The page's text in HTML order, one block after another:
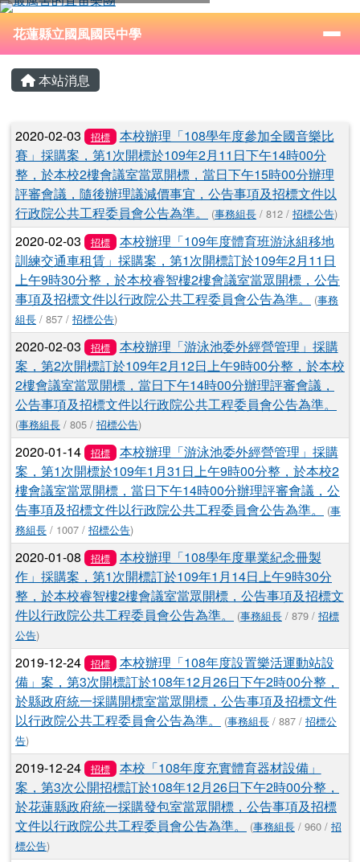
跳至主內容區
花蓮縣立國風國民中學
⏸
導覽列
花蓮縣立國風國民中學
主內容區域
本站消息
文章列表
2020-02-03 招標
本校辦理「108學年度參加全國音樂比
賽」採購案，第1次開標於109年2月11日下午14時00分
整，於本校2樓會議室當眾開標，當日下午15時00分辦理
評審會議，隨後辦理議減價事宜，公告事項及招標文件以
行政院公共工程委員會公告為準。
(事務組長 / 812 / 招標公告)
2020-02-03 招標
本校辦理「109年度體育班游泳組移地
訓練交通車租賃」採購案，第1次開標訂於109年2月11日
上午9時30分整，於本校睿智樓2樓會議室當眾開標，公告
事項及招標文件以行政院公共工程委員會公告為準。
(事務
組長 / 857 / 招標公告)
2020-02-03 招標
本校辦理「游泳池委外經營管理」採購
案，第2次開標訂於109年2月12日上午9時00分整，於本校
2樓會議室當眾開標，當日下午14時00分辦理評審會議，
公告事項及招標文件以行政院公共工程委員會公告為準。
(事務組長 / 805 / 招標公告)
2020-01-14 招標
本校辦理「游泳池委外經營管理」採購
案，第1次開標於109年1月31日上午9時00分整，於本校2
樓會議室當眾開標，當日下午14時00分辦理評審會議，公
告事項及招標文件以行政院公共工程委員會公告為準。
(事
務組長 / 1007 / 招標公告)
2020-01-08 招標
本校辦理「108學年度畢業紀念冊製
作」採購案，第1次開標訂於109年1月14日上午9時30分
整，於本校睿智樓2樓會議室當眾開標，公告事項及招標文
件以行政院公共工程委員會公告為準。
(事務組長 / 879 / 招標
公告)
2019-12-24 招標
本校辦理「108年度設置樂活運動站設
備」案，第3次開標訂於108年12月26日下午2時00分整，
於縣政府統一採購開標室當眾開標，公告事項及招標文件
以行政院公共工程委員會公告為準。
(事務組長 / 887 / 招標公
告)
2019-12-24 招標
本校「108年度充實體育器材設備」
案，第3次公開招標訂於108年12月26日下午2時00分整，
於花蓮縣政府統一採購發包室當眾開標，公告事項及招標
文件以行政院公共工程委員會公告為準。
(事務組長 / 960 / 招
標公告)
頁尾區域